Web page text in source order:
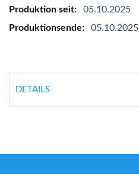
Informationen
05.10.2025
05.10.2025
DETAILS